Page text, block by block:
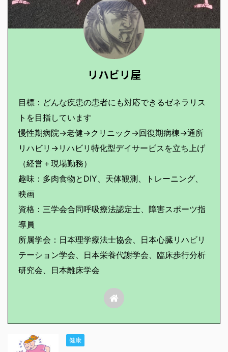
リハビリ屋
目標：どんな疾患の患者にも対応できるゼネラリス
トを目指しています
慢性期病院→老健→クリニック→回復期病棟→通所
リハビリ→リハビリ特化型デイサービスを立ち上げ
（経営＋現場勤務）
趣味：多肉食物とDIY、天体観測、トレーニング、
映画
資格：三学会合同呼吸療法認定士、障害スポーツ指
導員
所属学会：日本理学療法士協会、日本心臓リハビリ
テーション学会、日本栄養代謝学会、臨床歩行分析
研究会、日本離床学会
健康